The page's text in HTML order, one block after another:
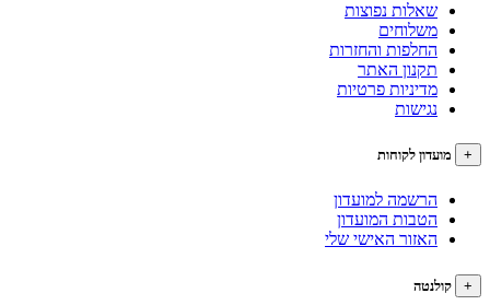
שאלות נפוצות
משלוחים
החלפות והחזרות
תקנון האתר
מדיניות פרטיות
נגישות
לקוחות
הרשמה למועדון
הטבות המועדון
האזור האישי שלי